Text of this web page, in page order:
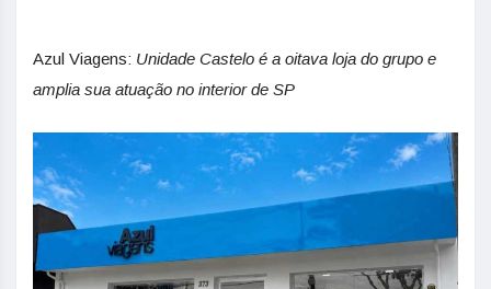
Azul Viagens: Unidade Castelo é a oitava loja do grupo e
amplia sua atuação no interior de SP